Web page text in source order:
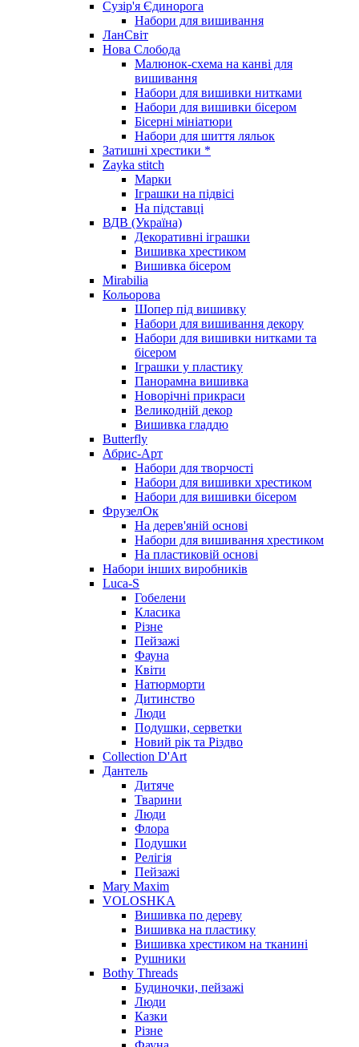
Сузір'я Єдинорога
Набори для вишивання
ЛанСвіт
Нова Слобода
Малюнок-схема на канві для
вишивання
Набори для вишивки нитками
Набори для вишивки бісером
Бісерні мініатюри
Набори для шиття ляльок
Затишні хрестики *
Zayka stitch
Марки
Іграшки на підвісі
На підставці
ВДВ (Україна)
Декоративні іграшки
Вишивка хрестиком
Вишивка бісером
Mirabilia
Кольорова
Шопер під вишивку
Набори для вишивання декору
Набори для вишивки нитками та
бісером
Іграшки у пластику
Панорамна вишивка
Новорічні прикраси
Великодній декор
Вишивка гладдю
Butterfly
Абрис-Арт
Набори для творчості
Набори для вишивки хрестиком
Набори для вишивки бісером
ФрузелОк
На дерев'яній основі
Набори для вишивання хрестиком
На пластиковій основі
Набори інших виробників
Luca-S
Гобелени
Класика
Різне
Пейзажі
Фауна
Квіти
Натюрморти
Дитинство
Люди
Подушки, серветки
Новий рік та Різдво
Collection D'Art
Дантель
Дитяче
Тварини
Люди
Флора
Подушки
Релігія
Пейзажі
Mary Maxim
VOLOSHKA
Вишивка по дереву
Вишивка на пластику
Вишивка хрестиком на тканині
Рушники
Bothy Threads
Будиночки, пейзажі
Люди
Казки
Різне